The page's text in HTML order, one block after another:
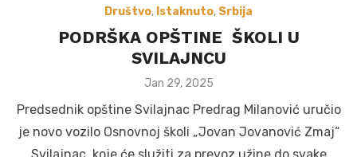
Društvo, Istaknuto, Srbija
PODRŠKA OPŠTINE ŠKOLI U
SVILAJNCU
Posted
Jan 29, 2025
Predsednik opštine Svilajnac Predrag Milanović uručio
je novo vozilo Osnovnoj školi „Jovan Jovanović Zmaj“